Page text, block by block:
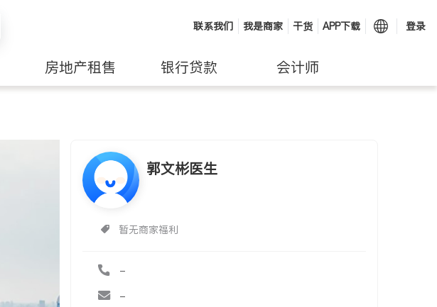
联系我们 我是商家 干货 APP下载 登录
房地产租售 银行贷款 会计师
郭文彬医生
暂无商家福利
-
-